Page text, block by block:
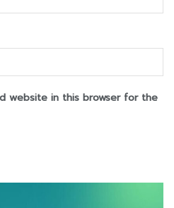
website in this browser for the